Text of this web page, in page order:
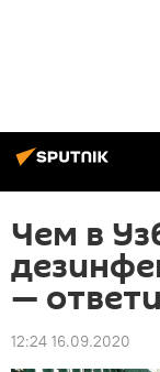
Чем в
—
12:24 16.09.2020